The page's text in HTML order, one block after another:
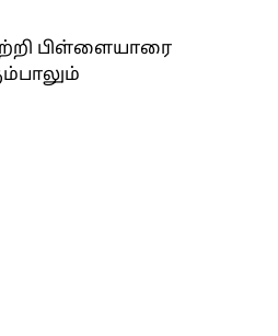
பிள்ளையாரை